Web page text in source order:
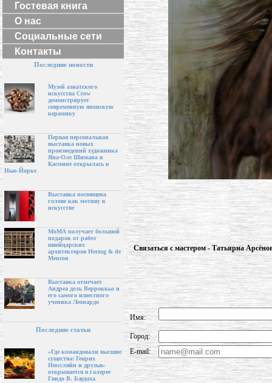
Гостевая книга
О нас
Социальные сети
Контакты
Последние новости
Музей азиатского
искусства Crow
демонстрирует
современную японскую
керамику
Первая персональная
выставка новых
произведений художника
Яна-Оле Шимана в
Касмине открылась в
Нью-Йорке
Выставка посвящена
голове как мотиву в
искусстве
МоМА получает большой
подарок от работ
швейцарских
архитекторов Herzog & de
Meuron
Выставка отмечает
Андреа дель Верроккьо и
его самого известного
ученика Леонардо
Последние статьи
«Где командовали высшие
существа: Генрих
Нюссляйн и друзья»
открывается в галерее
Гвидо В. Баудаха
Связаться с мастером - Татьярна
Имя:
Город:
E-mail: